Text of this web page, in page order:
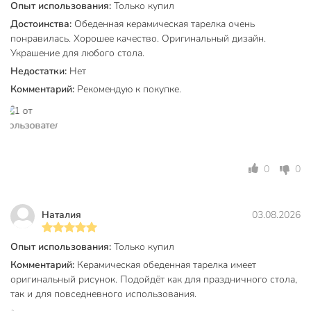
корзину тарелку Daniks Ташкент и оцените безупречное
сочетание восточной эстетики и функциональности,
доступное по выгодной цене.
Частые вопросы:
Можно ли мыть тарелку Daniks Ташкент в
посудомоечной машине?
Качественное глазурованное покрытие устойчиво к
использовании.
Для каких блюд лучше всего подходит диаметр 23 см?
Диаметр 23 см является золотым стандартом для
обеденной тарелки. Она идеально подходит для подачи
вторых блюд, гарниров, закусок или салатов. Благодаря
Опыт использования: Только купил
Достоинства: Обеденная керамическая тарелка очень
понравилась. Хорошее качество. Оригинальный дизайн.
Украшение для любого стола.
Недостатки: Нет
Комментарий: Рекомендую к покупке.
0 0
Наталия 03.08.2026
Опыт использования: Только купил
Комментарий: Керамическая обеденная тарелка имеет
оригинальный рисунок. Подойдёт как для праздничного стола,
так и для повседневного использования.